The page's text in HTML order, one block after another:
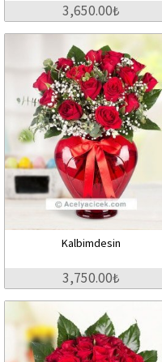
3,650.00₺
Kalbimdesin
3,750.00₺